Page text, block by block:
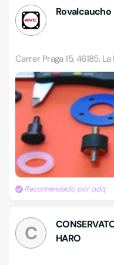
Rovalcaucho
Carrer Praga 15, 46185,
Recomendado por qdq
C
HARO